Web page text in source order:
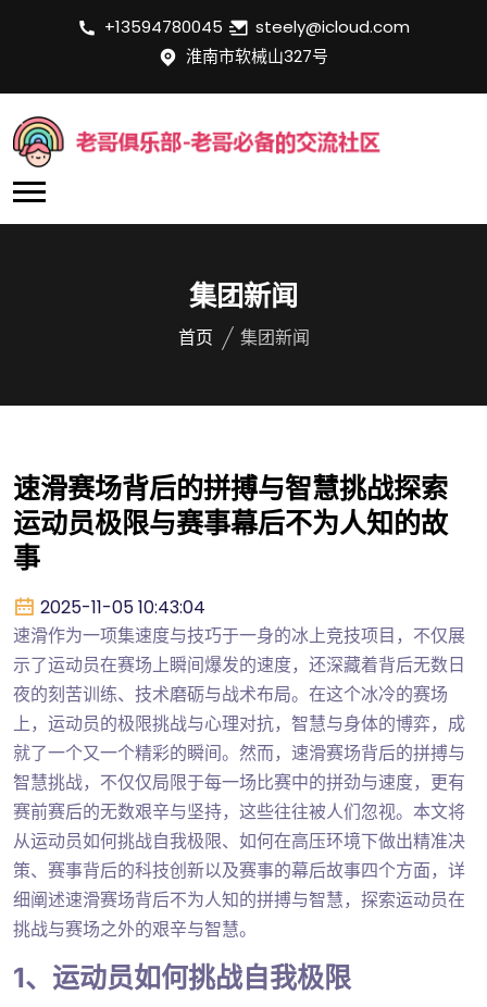
+13594780045
steely@icloud.com
淮南市软械山327号
集团新闻
首页 集团新闻
速滑赛场背后的拼搏与智慧挑战探索
运动员极限与赛事幕后不为人知的故
事
2025-11-05 10:43:04
速滑作为一项集速度与技巧于一身的冰上竞技项目，不仅展
示了运动员在赛场上瞬间爆发的速度，还深藏着背后无数日
夜的刻苦训练、技术磨砺与战术布局。在这个冰冷的赛场
上，运动员的极限挑战与心理对抗，智慧与身体的博弈，成
就了一个又一个精彩的瞬间。然而，速滑赛场背后的拼搏与
智慧挑战，不仅仅局限于每一场比赛中的拼劲与速度，更有
赛前赛后的无数艰辛与坚持，这些往往被人们忽视。本文将
从运动员如何挑战自我极限、如何在高压环境下做出精准决
策、赛事背后的科技创新以及赛事的幕后故事四个方面，详
细阐述速滑赛场背后不为人知的拼搏与智慧，探索运动员在
挑战与赛场之外的艰辛与智慧。
1、运动员如何挑战自我极限